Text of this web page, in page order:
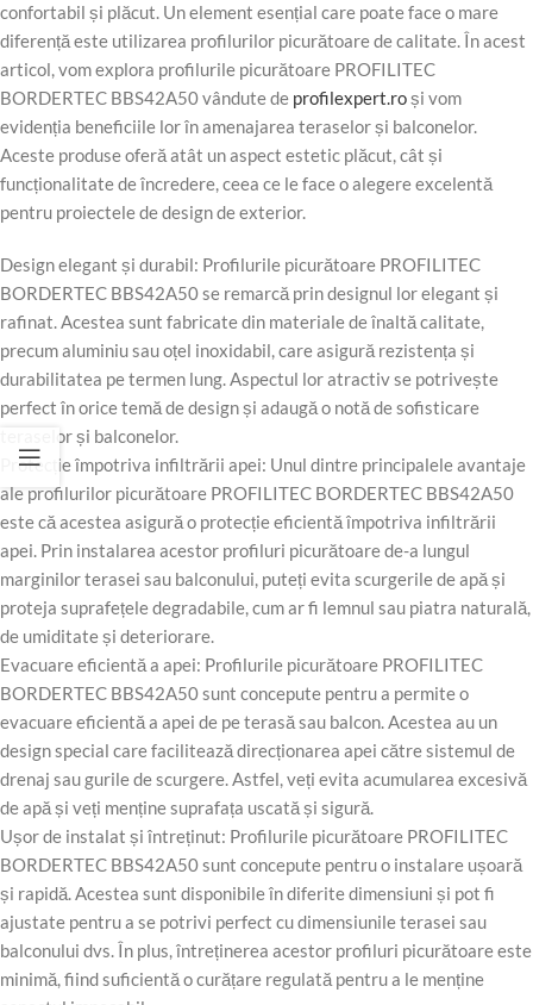
confortabil și plăcut. Un element esențial care poate face o mare
diferență este utilizarea profilurilor picurătoare de calitate. În acest
articol, vom explora profilurile picurătoare PROFILITEC
BORDERTEC BBS42A50 vândute de profilexpert.roși vom
evidenția beneficiile lor în amenajarea teraselor și balconelor.
Aceste produse oferă atât un aspect estetic plăcut, cât și
funcționalitate de încredere, ceea ce le face o alegere excelentă
pentru proiectele de design de exterior.
Design elegant și durabil: Profilurile picurătoare PROFILITEC
BORDERTEC BBS42A50 se remarcă prin designul lor elegant și
rafinat. Acestea sunt fabricate din materiale de înaltă calitate,
precum aluminiu sau oțel inoxidabil, care asigură rezistența și
durabilitatea pe termen lung. Aspectul lor atractiv se potrivește
perfect în orice temă de design și adaugă o notă de sofisticare
teraselor și balconelor.
Protecție împotriva infiltrării apei: Unul dintre principalele avantaje
ale profilurilor picurătoare PROFILITEC BORDERTEC BBS42A50
este că acestea asigură o protecție eficientă împotriva infiltrării
apei. Prin instalarea acestor profiluri picurătoare de-a lungul
marginilor terasei sau balconului, puteți evita scurgerile de apă și
proteja suprafețele degradabile, cum ar fi lemnul sau piatra naturală,
de umiditate și deteriorare.
Evacuare eficientă a apei: Profilurile picurătoare PROFILITEC
BORDERTEC BBS42A50 sunt concepute pentru a permite o
evacuare eficientă a apei de pe terasă sau balcon. Acestea au un
design special care facilitează direcționarea apei către sistemul de
drenaj sau gurile de scurgere. Astfel, veți evita acumularea excesivă
de apă și veți menține suprafața uscată și sigură.
Ușor de instalat și întreținut: Profilurile picurătoare PROFILITEC
BORDERTEC BBS42A50 sunt concepute pentru o instalare ușoară
și rapidă. Acestea sunt disponibile în diferite dimensiuni și pot fi
ajustate pentru a se potrivi perfect cu dimensiunile terasei sau
balconului dvs. În plus, întreținerea acestor profiluri picurătoare este
minimă, fiind suficientă o curățare regulată pentru a le menține